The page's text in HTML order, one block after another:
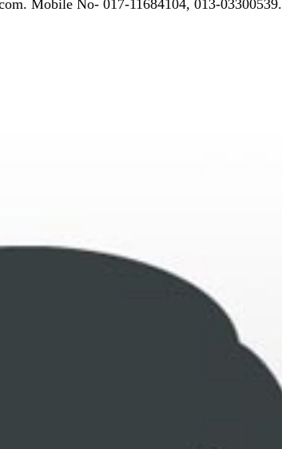
Mobile No- 017-11684104, 013-03300539.